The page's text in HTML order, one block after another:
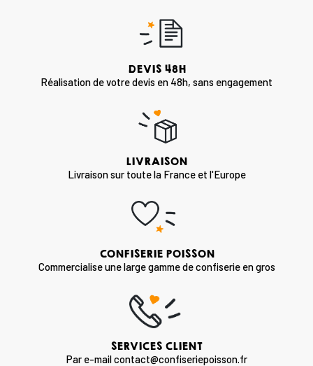
DEVIS 48H
Réalisation de votre devis en 48h, sans engagement
LIVRAISON
Livraison sur toute la France et l'Europe
CONFISERIE POISSON
Commercialise une large gamme de confiserie en gros
SERVICES CLIENT
Par e-mail contact@confiseriepoisson.fr